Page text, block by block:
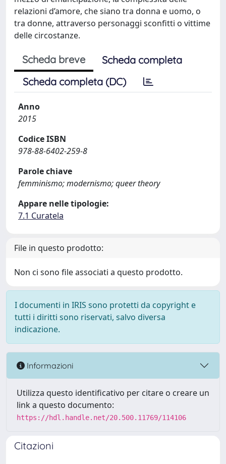
relazioni d’amore, che siano tra donna e uomo, o
tra donne, attraverso personaggi sconfitti o vittime
delle circostanze.
Scheda breve
Scheda completa
Scheda completa (DC)
Anno
2015
Codice ISBN
978-88-6402-259-8
Parole chiave
femminismo; modernismo; queer theory
Appare nelle tipologie:
7.1 Curatela
File in questo prodotto:
Non ci sono file associati a questo prodotto.
I documenti in IRIS sono protetti da copyright e
tutti i diritti sono riservati, salvo diversa
indicazione.
Informazioni
Utilizza questo identificativo per citare o creare un
link a questo documento:
https://hdl.handle.net/20.500.11769/114106
Citazioni